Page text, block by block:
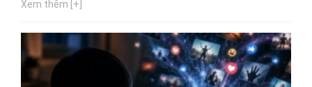
Xem thêm [+]